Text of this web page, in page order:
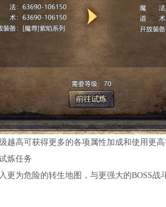
越高可获得更多的各项属性加成和使用更
炼任务
更为危险的转生地图，与更强大的BOSS战